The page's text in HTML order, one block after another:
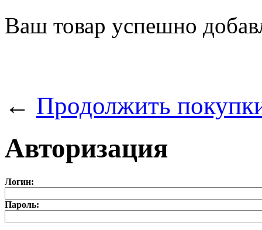
Ваш товар успешно
← Продолжить
Авторизация
Логин:
Пароль: